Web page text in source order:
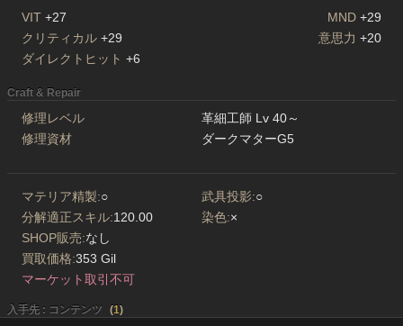
VIT +27 MND +29
クリティカル +29 意思力 +20
ダイレクトヒット +6
Craft & Repair
修理レベル
革細工師 Lv 40～
修理資材
ダークマターG5
マテリア精製:○ 武具投影:○
分解適正スキル:120.00 染色:×
SHOP販売:なし
買取価格:353 Gil
マーケット取引不可
入手先 : コンテンツ (1)